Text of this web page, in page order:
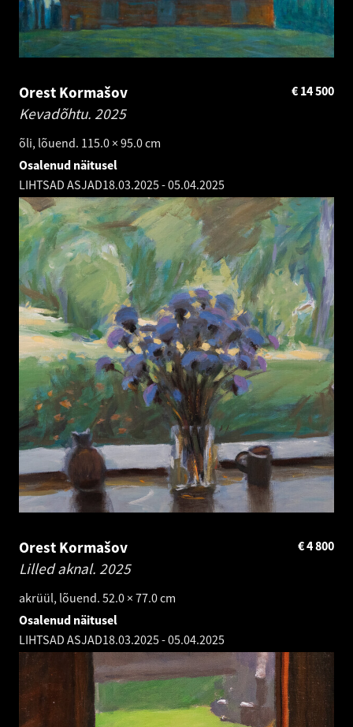
Orest Kormašov
Kevadõhtu. 2025
õli, lõuend. 115.0 × 95.0 cm
14 500
€
Osalenud näitusel
LIHTSAD ASJAD18.03.2025-05.04.2025
Orest Kormašov
Lilled aknal. 2025
akrüül, lõuend. 52.0 × 77.0 cm
4 800
€
Osalenud näitusel
LIHTSAD ASJAD18.03.2025-05.04.2025